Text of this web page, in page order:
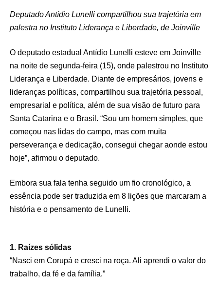
Deputado Antídio Lunelli compartilhou sua trajetória em
palestra no Instituto Liderança e Liberdade, de Joinville
O deputado estadual Antídio Lunelli esteve em Joinville
na noite de segunda-feira (15), onde palestrou no Instituto
Liderança e Liberdade. Diante de empresários, jovens e
lideranças políticas, compartilhou sua trajetória pessoal,
empresarial e política, além de sua visão de futuro para
Santa Catarina e o Brasil. “Sou um homem simples, que
começou nas lidas do campo, mas com muita
perseverança e dedicação, consegui chegar aonde estou
hoje”, afirmou o deputado.
Embora sua fala tenha seguido um fio cronológico, a
essência pode ser traduzida em 8 lições que marcaram a
história e o pensamento de Lunelli.
1. Raízes sólidas
“Nasci em Corupá e cresci na roça. Ali aprendi o valor do
trabalho, da fé e da família.”